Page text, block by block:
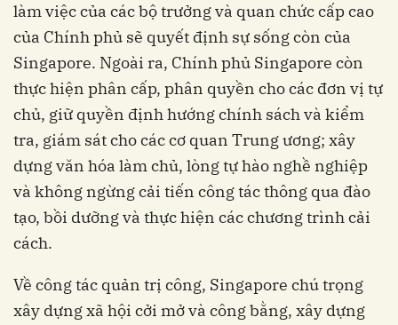
làm việc của các bộ trưởng và quan chức cấp cao
của Chính phủ sẽ quyết định sự sống còn của
Singapore. Ngoài ra, Chính phủ Singapore còn
thực hiện phân cấp, phân quyền cho các đơn vị tự
chủ, giữ quyền định hướng chính sách và kiểm
tra, giám sát cho các cơ quan Trung ương; xây
dựng văn hóa làm chủ, lòng tự hào nghề nghiệp
và không ngừng cải tiến công tác thông qua đào
tạo, bồi dưỡng và thực hiện các chương trình cải
cách.
Về công tác quản trị công, Singapore chú trọng
xây dựng xã hội cởi mở và công bằng, xây dựng